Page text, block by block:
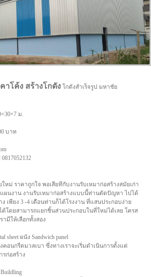
าโค้ง สร้างโกดัง โกดังสำเร็จรูป มหาชัย
ม.
บาท
หม่ ราคาถูกใจ พอเสียทีกับงานรับเหมาก่อสร้างสมัยเก่า
แผนงาน งานรับเหมาก่อสร้างแบบนี้ท่านตัดปัญหา ไปได้
าง เพียง 3 -4 เดือนท่านก็ได้โรงงาน ที่แสนประกอบง่าย
ได้โดยสามารถแยกชิ้นส่วนประกอบในที่ใหม่ได้เลย โครส
ามีให้เลือกทั้งสอง
sheet ผนัง Sandwich panel
คอนกรีตมวลเบา ซึ่งทางเราจะเริ่มดำเนินการตั้งแต่
ก่อสร้าง
Buildling